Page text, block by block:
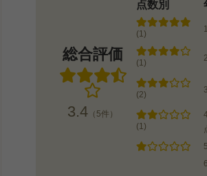
総合評価
3.4 （5件）
点数別
(1)
(1)
(2)
(1)